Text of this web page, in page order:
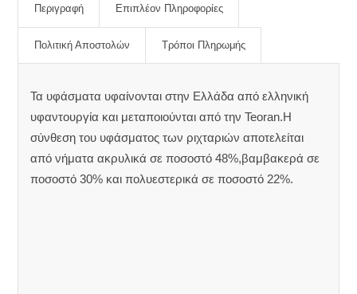
Περιγραφή Επιπλέον Πληροφορίες
Πολιτική Αποστολών Τρόποι Πληρωμής
Τα υφάσματα υφαίνονται στην Ελλάδα από ελληνική
υφαντουργία και μεταποιούνται από την Teoran.Η
σύνθεση του υφάσματος των ριχταριών αποτελείται
από νήματα ακρυλικά σε ποσοστό 48%,βαμβακερά σε
ποσοστό 30% και πολυεστερικά σε ποσοστό 22%.